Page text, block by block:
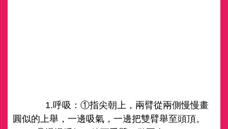
1.呼吸：①指尖朝上，兩臂從兩側慢慢畫
圓似的上舉，一邊吸氣，一邊把雙臂舉至頭頂。